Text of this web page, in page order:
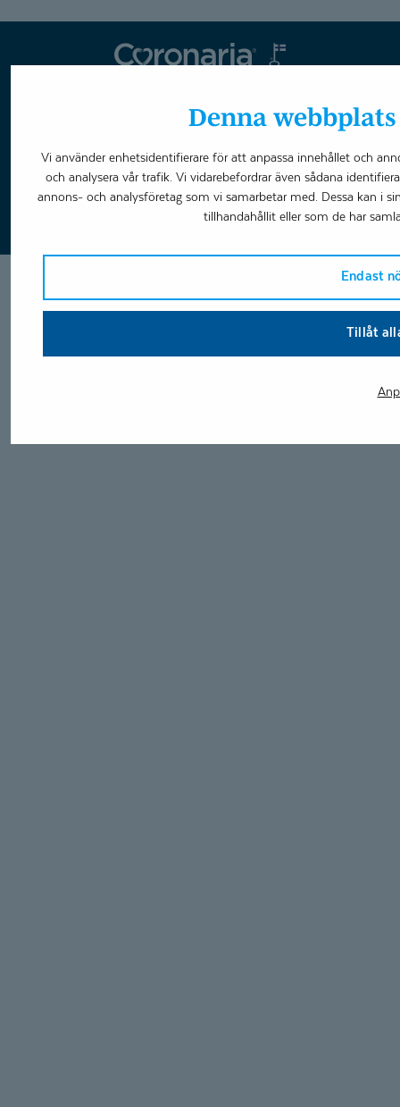
Denna
Vi använder enhetsidentifierare för att anpassa innehållet och
och analysera vår trafik. Vi vidarebefordrar även sådana
annons- och analysföretag som vi samarbetar med. Dessa kan
tillhandahållit eller som de har
Endast
Tillåt
Coronaria
Ändra cookie-inställningar
Boka tid